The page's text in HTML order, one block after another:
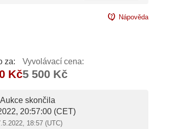
contact_support Nápověda
za:
Kč
Vyvolávací cena:
5 500 Kč
Aukce skončila
20:57:00 (CET)
18:57 (UTC)